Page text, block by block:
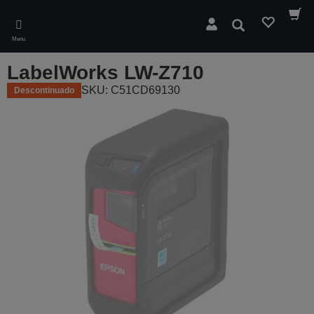
main
content
Menu
Pesquisar
LabelWorks LW-Z710
Descontinuado SKU: C51CD69130